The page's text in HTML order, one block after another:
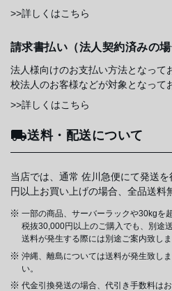
>>詳しくはこちら
請求書払い（法人契約済みの場
法人様向けのお支払い方法となって
校法人のお客様などが対象となって
>>詳しくはこちら
送料・配送について
当店では、通常 佐川急便にて発送
円以上お買い上げの場合、全品送料
一部の商品、サーバーラックや30kgを
税抜30,000円以上のご購入でも、別途
送料が発生する際には別途ご案内致し
沖縄、離島については送料が発生致し
い。
代金引換発送の場合、代引き手数料は